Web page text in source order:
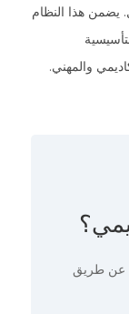
يضمن هذا النظام
والمهني.
عن طريق